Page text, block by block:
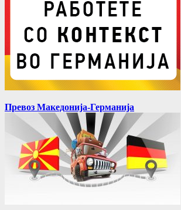
Превоз Македонија-Германија